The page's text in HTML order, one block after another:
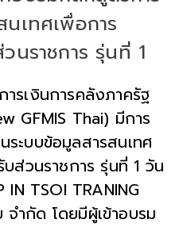
นเทศเพื่อการ
นราชการ รุ่นที่ 1
ารเงินการคลังภาครัฐ
GFMIS Thai) มีการ
ะบบข้อมูลสารสนเทศ
ส่วนราชการ รุ่นที่ 1 วัน
TSOI TRANING
ำกัด โดยมีผู้เข้าอบรม